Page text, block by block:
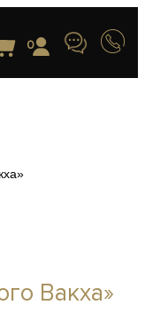
0
Вакха»